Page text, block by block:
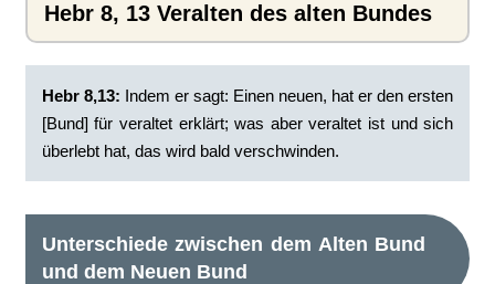
Hebr 8, 13 Veralten des alten Bundes
Hebr 8,13: Indem er sagt: Einen neuen, hat er den ersten
[Bund] für veraltet erklärt; was aber veraltet ist und sich
überlebt hat, das wird bald verschwinden.
Unterschiede zwischen dem Alten Bund
und dem Neuen Bund